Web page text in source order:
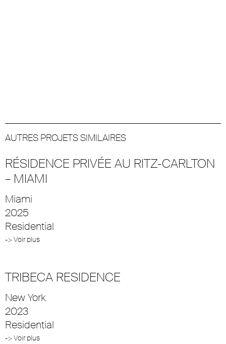
AUTRES PROJETS SIMILAIRES
RÉSIDENCE PRIVÉE AU RITZ-CARLTON
– MIAMI
Miami
2025
Residential
-> Voir plus
TRIBECA RESIDENCE
New York
2023
Residential
-> Voir plus